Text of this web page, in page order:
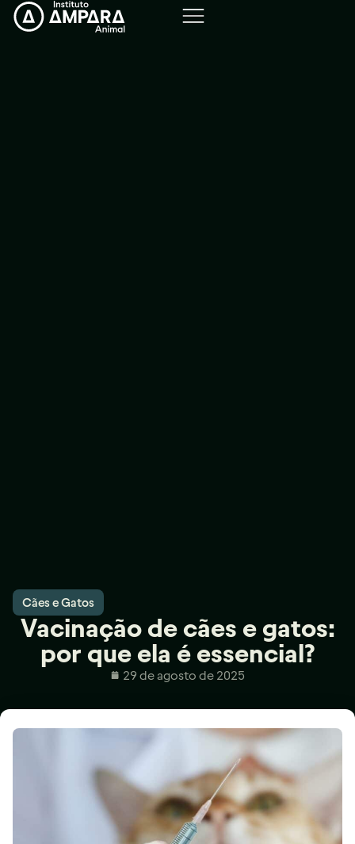
Cães e Gatos
Vacinação de cães e gatos:
por que ela é essencial?
29 de agosto de 2025